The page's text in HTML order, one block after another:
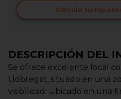
Calcula tu
DESCRIPCIÓN DEL
Se ofrece excelente local
Llobregat, situado en una
visibilidad. Ubicado en una